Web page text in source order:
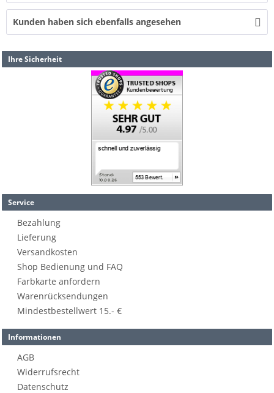
Kunden haben sich ebenfalls angesehen
Ihre Sicherheit
Service
Bezahlung
Lieferung
Versandkosten
Shop Bedienung und FAQ
Farbkarte anfordern
Warenrücksendungen
Mindestbestellwert 15.- €
Informationen
AGB
Widerrufsrecht
Datenschutz